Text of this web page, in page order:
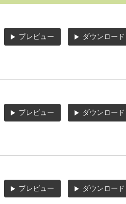
プレビュー ダウンロード
プレビュー ダウンロード
プレビュー ダウンロード